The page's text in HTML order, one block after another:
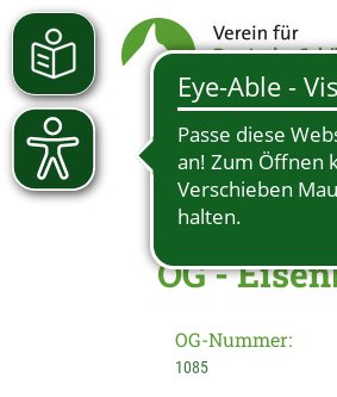
OG -
OG-Nummer:
1085